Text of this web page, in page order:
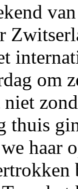
om
thuis
haar